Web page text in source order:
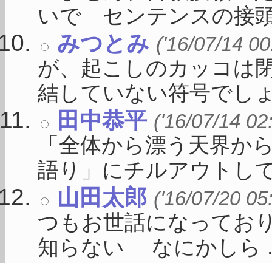
いで センテンスの接
みつとみ ('16/07/14
が、起こしのカッコは
結していない符号でし
田中恭平 ('16/07/14
「全体から漂う天界か
語り」にチルアウトし
山田太郎 ('16/07/20
つもお世話になって
知らない なにかしら